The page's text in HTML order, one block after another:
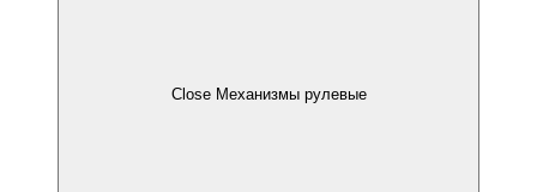
Close Механизмы рулевые